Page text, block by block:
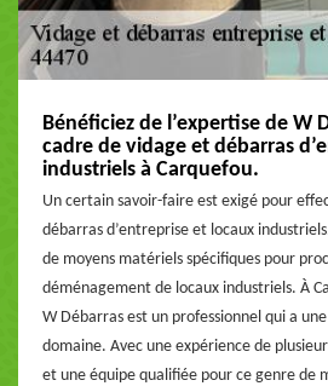
Bénéficiez de l’expertise de W
cadre de vidage et débarras
industriels à Carquefou.
Un certain savoir-faire est exigé pour
débarras d’entreprise et locaux
de moyens matériels spécifiques pour
déménagement de locaux industriels. À
W Débarras est un professionnel qui a
domaine. Avec une expérience de
et une équipe qualifiée pour ce genre de